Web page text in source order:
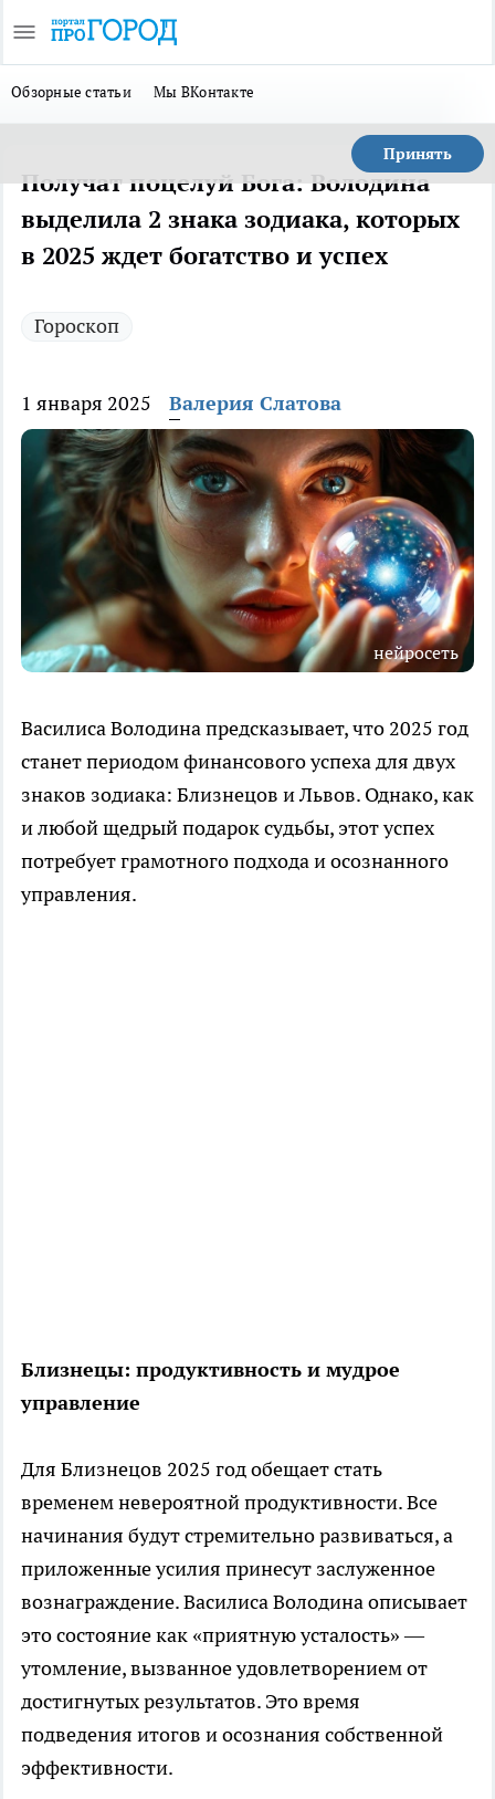
Обзорные статьи Мы ВКонтакте
Принять
Получат поцелуй Бога: Володина
выделила 2 знака зодиака, которых
в 2025 ждет богатство и успех
Гороскоп
1 января 2025 Валерия Слатова
нейросеть
Василиса Володина предсказывает, что 2025 год
станет периодом финансового успеха для двух
знаков зодиака: Близнецов и Львов. Однако, как
и любой щедрый подарок судьбы, этот успех
потребует грамотного подхода и осознанного
управления.
Близнецы: продуктивность и мудрое
управление
Для Близнецов 2025 год обещает стать
временем невероятной продуктивности. Все
начинания будут стремительно развиваться, а
приложенные усилия принесут заслуженное
вознаграждение. Василиса Володина описывает
это состояние как «приятную усталость» —
утомление, вызванное удовлетворением от
достигнутых результатов. Это время
подведения итогов и осознания собственной
эффективности.